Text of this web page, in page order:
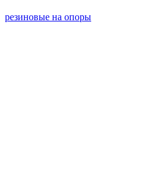
резиновые на опоры